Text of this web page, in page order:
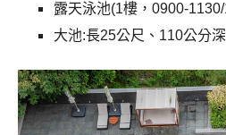
露天泳池(1樓，0900-
大池:長25公尺、110公分